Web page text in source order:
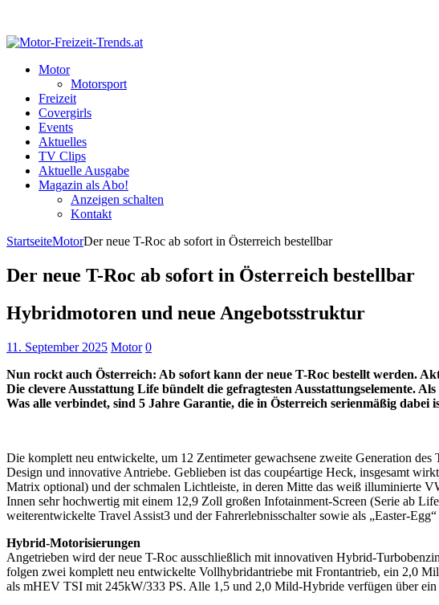
Motor
Motorsport
Freizeit
Covergirls
Events
Aktuelles
TV Clips
Aktuelle Ausgabe
Magazin als Abo!
Anzeigen schalten
Kontakt
StartseiteMotorDer neue T-Roc ab sofort in Österreich bestellbar
Der neue T-Roc ab sofort in Österreich bestellbar
Hybridmotoren und neue Angebotsstruktur
11. September 2025 Motor 0
Nun rockt auch Österreich: Ab sofort kann der neue T-Roc bestellt werden.
Die clevere Ausstattung Life bündelt die gefragtesten Ausstattungselemente.
Was alle verbindet, sind 5 Jahre Garantie, die in Österreich serienmäßig
Die komplett neu entwickelte, um 12 Zentimeter gewachsene zweite Generation
Design und innovative Antriebe. Geblieben ist das coupéartige Heck, insgesamt
Matrix optional) und der schmalen Lichtleiste, in deren Mitte das weiß illuminierte
Innen sehr hochwertig mit einem 12,9 Zoll großen Infotainment-Screen (Serie ab
weiterentwickelte Travel Assist3 und der Fahrerlebnisschalter sowie als „Easter-
Hybrid-Motorisierungen
Angetrieben wird der neue T-Roc ausschließlich mit innovativen Hybrid-
folgen zwei komplett neu entwickelte Vollhybridantriebe mit Frontantrieb, ein 2,0
als mHEV TSI mit 245kW/333 PS. Alle 1,5 und 2,0 Mild-Hybride verfügen über